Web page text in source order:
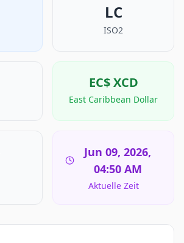
LC
ISO2
EC$ XCD
East Caribbean Dollar
Jun 09, 2026,
04:50 AM
Aktuelle Zeit